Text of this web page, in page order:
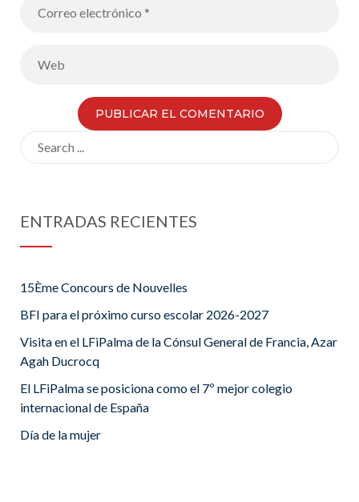
ENTRADAS RECIENTES
15Ème Concours de Nouvelles
BFI para el próximo curso escolar 2026-2027
Visita en el LFiPalma de la Cónsul General de Francia, Azar
Agah Ducrocq
El LFiPalma se posiciona como el 7º mejor colegio
internacional de España
Día de la mujer